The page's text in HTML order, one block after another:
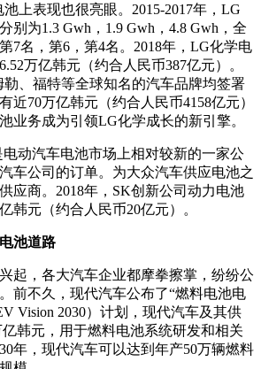
上表现也很亮眼。2015-2017年，LG
别为1.3 Gwh，1.9 Gwh，4.8 Gwh，全
7名，第6，第4名。2018年，LG化学电
万亿韩元（约合人民币387亿元）。
、福特等全球知名的汽车品牌均签署
近70万亿韩元（约合人民币4158亿元）
业务成为引领LG化学成长的新引擎。
动汽车电池市场上相对较新的一家公
车公司的订单。为大众汽车供应电池之
应商。2018年，SK创新公司动力电池
韩元（约合人民币20亿元）。
池道路
起，各大汽车企业都摩拳擦掌，纷纷公
前不久，现代汽车公布了“燃料电池电
Vision 2030）计划，现代汽车及其供
韩元，用于燃料电池系统研发和相关
年，现代汽车可以达到年产50万辆燃料